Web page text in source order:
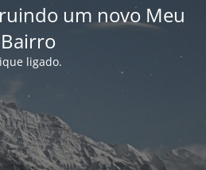
um novo Meu
Bairro
ligado.